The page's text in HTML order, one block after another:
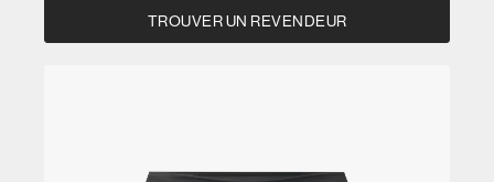
TROUVER UN REVENDEUR